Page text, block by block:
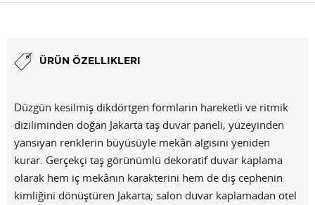
ÜRÜN ÖZELLIKLERI
Düzgün kesilmiş dikdörtgen formların hareketli ve ritmik
diziliminden doğan Jakarta taş duvar paneli, yüzeyinden
yansıyan renklerin büyüsüyle mekân algısını yeniden
kurar. Gerçekçi taş görünümlü dekoratif duvar kaplama
olarak hem iç mekânın karakterini hem de dış cephenin
kimliğini dönüştüren Jakarta; salon duvar kaplamadan otel